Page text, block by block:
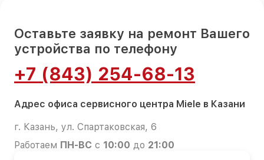
Оставьте заявку на ремонт Вашего
устройства по телефону
+7 (843) 254-68-13
Адрес офиса сервисного центра Miele в Казани
г. Казань, ул. Спартаковская, 6
Работаем ПН-ВС с 10:00 до 21:00